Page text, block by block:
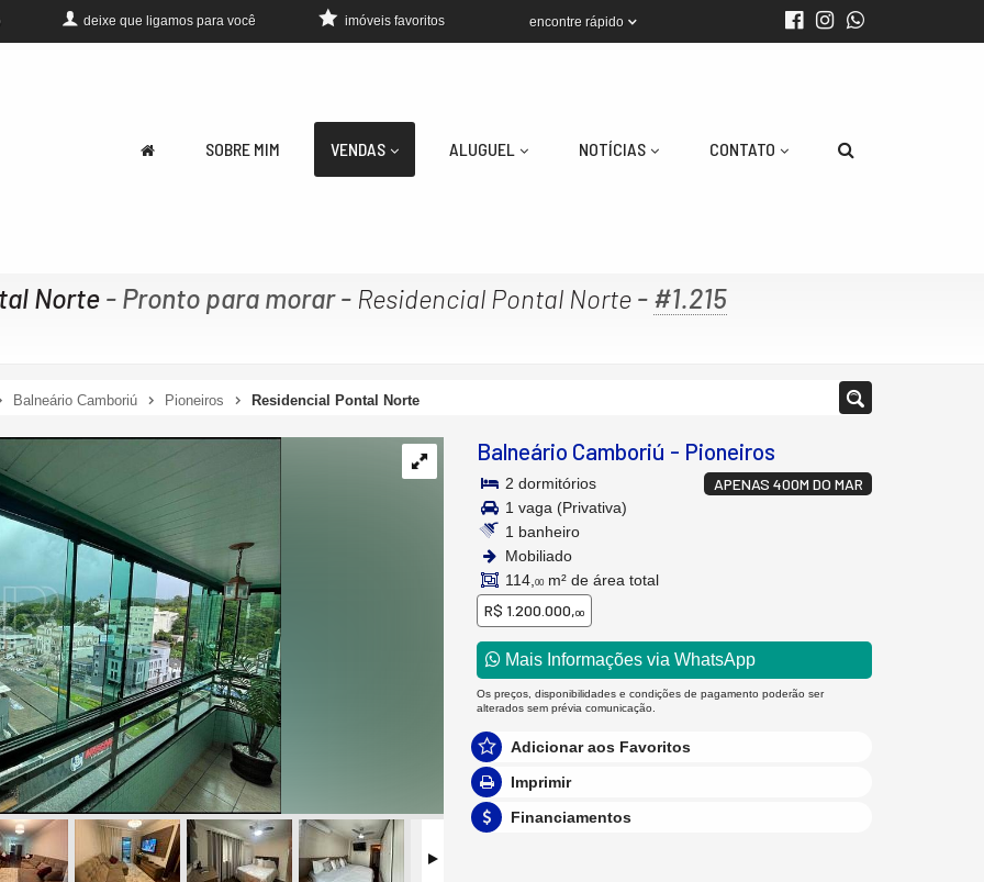
deixe que ligamos para você encontre rápido
imóveis favoritos
SOBRE MIM VENDAS ALUGUEL NOTÍCIAS CONTATO
Norte - Pronto para morar- Residencial Pontal Norte - #1.215
Balneário Camboriú Pioneiros Residencial Pontal Norte
Balneário Camboriú - Pioneiros
APENAS 400M DO MAR
2 dormitórios
1 vaga (Privativa)
1 banheiro
Mobiliado
114, 00 m² de área total
R$ 1.200.000,00
Mais Informações via WhatsApp
Os preços, disponibilidades e condições de pagamento poderão ser
alterados sem prévia comunicação.
Adicionar aos Favoritos
Imprimir
Financiamentos